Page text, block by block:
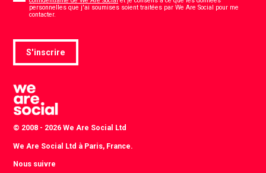
personnelles que j'ai soumises soient traitées par We Are Social pour me
contacter.
S'inscrire
© 2008 - 2026 We Are Social Ltd
We Are Social Ltd à Paris, France.
Nous suivre